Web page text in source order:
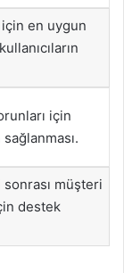
en uygun
için
sonrası müşteri
destek